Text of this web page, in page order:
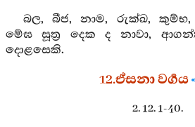
බල, බීජ, නාම, රුක්ඛ, කුම්භ,
මේඝ සූත්‍ර දෙක ද නාවා,
දොළසෙකි.
12.ඒසනා වර්‍ගය
2. 12. 1-40.